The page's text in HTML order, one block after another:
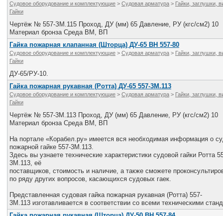
Судовое оборудование и комплектующие > Судовая арматура > Гайки, заглушки,
Гайки
Чертёж № 557-ЗМ.115 Проход, ДУ (мм) 65 Давление, РУ (кгс/см2) 10
Материал бронза Среда ВМ, ВП
Гайка пожарная клапанная (Шторца) ДУ-65 ВН 557-80
Судовое оборудование и комплектующие > Судовая арматура > Гайки, заглушки,
Гайки
ДУ-65/РУ-10.
Гайка пожарная рукавная (Ротта) ДУ-65 557-3М.113
Судовое оборудование и комплектующие > Судовая арматура > Гайки, заглушки,
Гайки
Чертёж № 557-3М.113 Проход, ДУ (мм) 65 Давление, РУ (кгс/см2) 10
Материал бронза Среда ВМ, ВП
На портале «Корабел.ру» имеется вся необходимая информация о
пожарной гайке 557-3М.113.
Здесь вы узнаете технические характеристики судовой гайки Ротта
3М.113, её
поставщиков, стоимость и наличие, а также сможете
по ряду других вопросов, касающихся судовых гаек.
Представленная судовая гайка пожарная рукавная (Ротта) 557-
3М.113 изготавливается в соответствии со всеми техническими